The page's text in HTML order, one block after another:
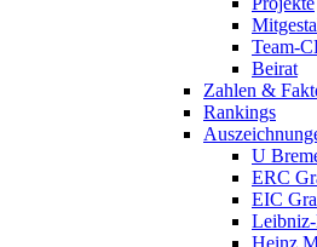
Team-
Beirat
Zahlen &
Rankings
U
ERC
EIC
Heinz